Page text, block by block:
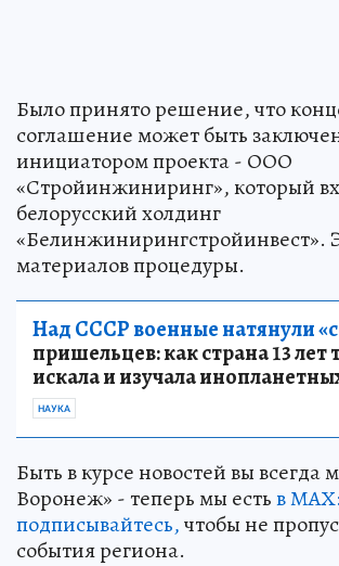
Было принято решение, что
соглашение может быть
инициатором проекта - ООО
«Стройинжиниринг», который
белорусский холдинг
«Белинжинирингстройинвест».
материалов процедуры.
Над СССР военные натянули
пришельцев: как страна 13 лет
искала и изучала
НАУКА
Быть в курсе новостей вы всегда
Воронеж» - теперь мы естьв МАХ:
подписывайтесь,чтобы не
события региона.